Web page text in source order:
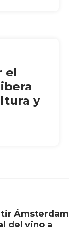
el
y
Ámsterdam
del vino a